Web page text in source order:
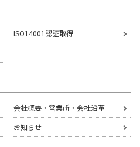
ISO14001認証取得
会社概要・営業所・会社沿革
お知らせ